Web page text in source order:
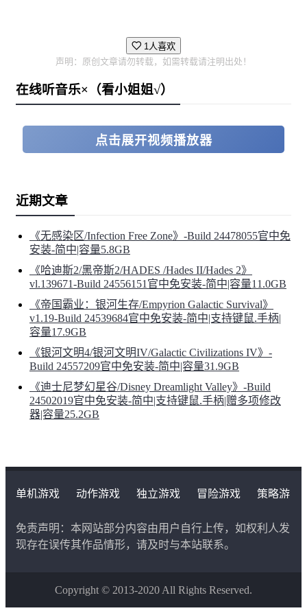
1人喜欢
声明：原创文章请勿转载，如需转载请注明出处！
在线听音乐×（看小姐姐√）
点击展开视频播放器
近期文章
《无感染区/Infection Free Zone》-Build 24478055官中免
安装-简中|容量5.8GB
《哈迪斯2/黑帝斯2/HADES /Hades II/Hades 2》
vl.139671-Build 24556151官中免安装-简中|容量11.0GB
《帝国霸业：银河生存/Empyrion Galactic Survival》
v1.19-Build 24539684官中免安装-简中|支持键鼠.手柄|
容量17.9GB
《银河文明4/银河文明IV/Galactic Civilizations IV》-
Build 24557209官中免安装-简中|容量31.9GB
《迪士尼梦幻星谷/Disney Dreamlight Valley》-Build
24502019官中免安装-简中|支持键鼠.手柄|赠多项修改
器|容量25.2GB
单机游戏 动作游戏 独立游戏 冒险游戏
策略游
免责声明：本网站部分内容由用户自行上传，如权利人发
现存在误传其作品情形，请及时与本站联系。
Copyright © 2013-2020 All Rights Reserved.